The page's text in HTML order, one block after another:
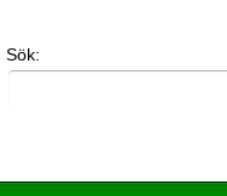
Sök: